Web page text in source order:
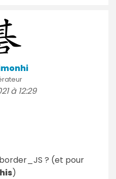
à 12:29
? (et pour
)